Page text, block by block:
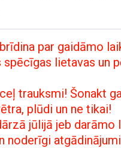
par gaidāmo
spēcīgas lietavas un
trauksmi! Šonakt
plūdi un ne tikai!
jūlijā jeb darāmo
noderīgi atgādinājumi